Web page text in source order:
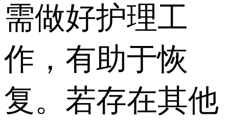
需做好护理工
作，有助于恢
复。若存在其他